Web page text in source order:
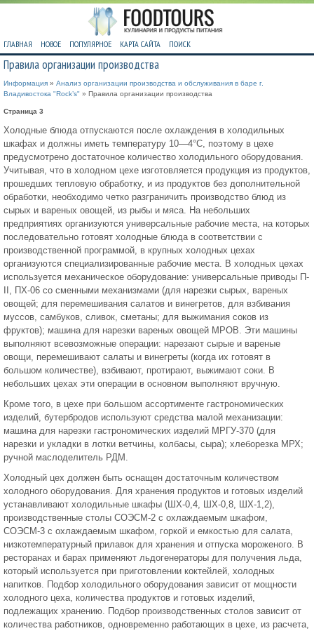
ГЛАВНАЯ НОВОЕ ПОПУЛЯРНОЕ КАРТА САЙТА ПОИСК
Правила организации производства
Информация » Анализ организации производства и обслуживания в баре г.
Владивостока "Rock’s" » Правила организации производства
Страница 3
Холодные блюда отпускаются после охлаждения в холодильных
шкафах и должны иметь температуру 10—4°С, поэтому в цехе
предусмотрено достаточное количество холодильного оборудования.
Учитывая, что в холодном цехе изготовляется продукция из продуктов,
прошедших тепловую обработку, и из продуктов без дополнительной
обработки, необходимо четко разграничить производство блюд из
сырых и вареных овощей, из рыбы и мяса. На небольших
предприятиях организуются универсальные рабочие места, на которых
последовательно готовят холодные блюда в соответствии с
производственной программой, в крупных холодных цехах
организуются специализированные рабочие места. В холодных цехах
используется механическое оборудование: универсальные приводы П-
II, ПХ-06 со сменными механизмами (для нарезки сырых, вареных
овощей; для перемешивания салатов и винегретов, для взбивания
муссов, самбуков, сливок, сметаны; для выжимания соков из
фруктов); машина для нарезки вареных овощей МРОВ. Эти машины
выполняют всевозможные операции: нарезают сырые и вареные
овощи, перемешивают салаты и винегреты (когда их готовят в
большом количестве), взбивают, протирают, выжимают соки. В
небольших цехах эти операции в основном выполняют вручную.
Кроме того, в цехе при большом ассортименте гастрономических
изделий, бутербродов используют средства малой механизации:
машина для нарезки гастрономических изделий МРГУ-370 (для
нарезки и укладки в лотки ветчины, колбасы, сыра); хлеборезка МРХ;
ручной маслоделитель РДМ.
Холодный цех должен быть оснащен достаточным количеством
холодного оборудования. Для хранения продуктов и готовых изделий
устанавливают холодильные шкафы (ШХ-0,4, ШХ-0,8, ШХ-1,2),
производственные столы СОЭСМ-2 с охлаждаемым шкафом,
СОЭСМ-3 с охлаждаемым шкафом, горкой и емкостью для салата,
низкотемпературный прилавок для хранения и отпуска мороженого. В
ресторанах и барах применяют льдогенераторы для получения льда,
который используется при приготовлении коктейлей, холодных
напитков. Подбор холодильного оборудования зависит от мощности
холодного цеха, количества продуктов и готовых изделий,
подлежащих хранению. Подбор производственных столов зависит от
количества работников, одновременно работающих в цехе, из расчета,